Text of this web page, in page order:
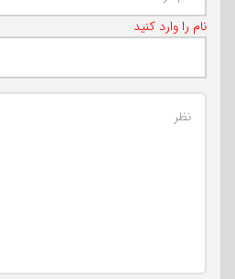
نام را وارد کنید